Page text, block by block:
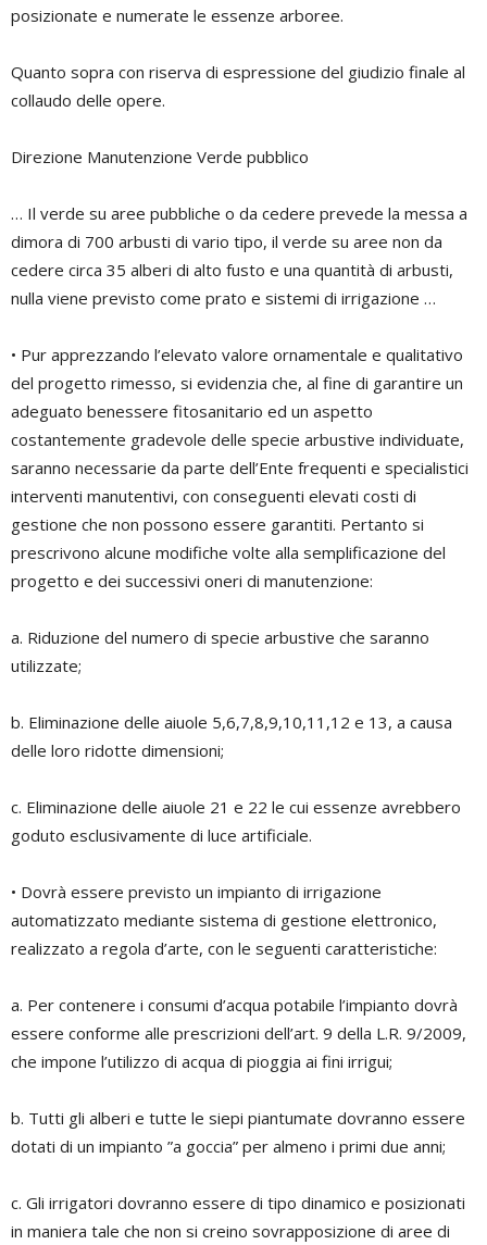
posizionate e numerate le essenze arboree.
Quanto sopra con riserva di espressione del giudizio finale al
collaudo delle opere.
Direzione Manutenzione Verde pubblico
… Il verde su aree pubbliche o da cedere prevede la messa a
dimora di 700 arbusti di vario tipo, il verde su aree non da
cedere circa 35 alberi di alto fusto e una quantità di arbusti,
nulla viene previsto come prato e sistemi di irrigazione …
• Pur apprezzando l’elevato valore ornamentale e qualitativo
del progetto rimesso, si evidenzia che, al fine di garantire un
adeguato benessere fitosanitario ed un aspetto
costantemente gradevole delle specie arbustive individuate,
saranno necessarie da parte dell’Ente frequenti e specialistici
interventi manutentivi, con conseguenti elevati costi di
gestione che non possono essere garantiti. Pertanto si
prescrivono alcune modifiche volte alla semplificazione del
progetto e dei successivi oneri di manutenzione:
a. Riduzione del numero di specie arbustive che saranno
utilizzate;
b. Eliminazione delle aiuole 5,6,7,8,9,10,11,12 e 13, a causa
delle loro ridotte dimensioni;
c. Eliminazione delle aiuole 21 e 22 le cui essenze avrebbero
goduto esclusivamente di luce artificiale.
• Dovrà essere previsto un impianto di irrigazione
automatizzato mediante sistema di gestione elettronico,
realizzato a regola d’arte, con le seguenti caratteristiche:
a. Per contenere i consumi d’acqua potabile l’impianto dovrà
essere conforme alle prescrizioni dell’art. 9 della L.R. 9/2009,
che impone l’utilizzo di acqua di pioggia ai fini irrigui;
b. Tutti gli alberi e tutte le siepi piantumate dovranno essere
dotati di un impianto ”a goccia” per almeno i primi due anni;
c. Gli irrigatori dovranno essere di tipo dinamico e posizionati
in maniera tale che non si creino sovrapposizione di aree di